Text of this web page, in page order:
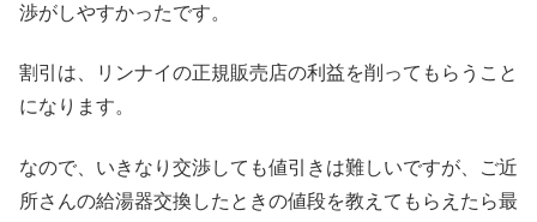
渉がしやすかったです。
割引は、リンナイの正規販売店の利益を削ってもらうこと
になります。
なので、いきなり交渉しても値引きは難しいですが、ご近
所さんの給湯器交換したときの値段を教えてもらえたら最